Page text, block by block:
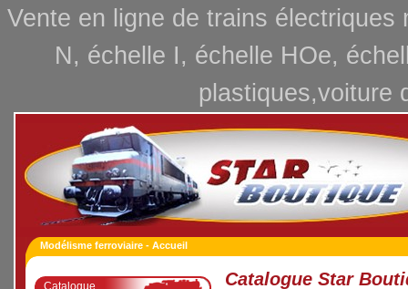
Vente en ligne de trains
N, échelle I, échelle HOe,
plastiques,voiture
Modélisme ferroviaire - Accueil
Catalogue Catalogue Star